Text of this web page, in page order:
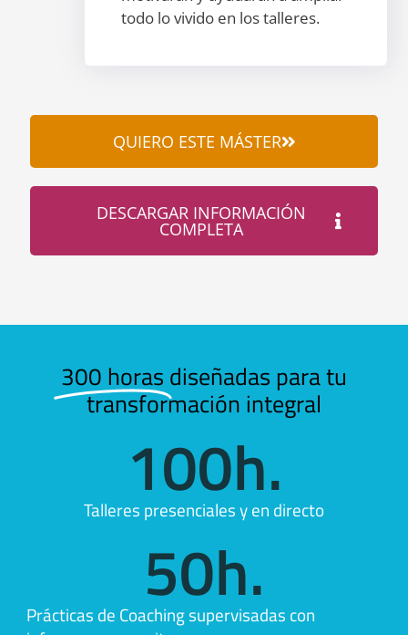
todo lo vivido en los talleres.
QUIERO ESTE MÁSTER
DESCARGAR INFORMACIÓN
COMPLETA
300 horas diseñadas para tu
transformación integral
Talleres presenciales y en directo
100h.
Prácticas de Coaching supervisadas con
50h.